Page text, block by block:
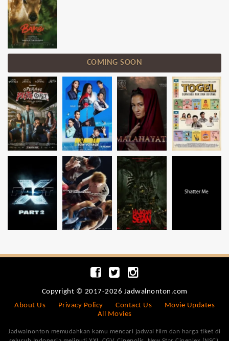
COMING SOON
Copyright © 2017-2026 Jadwalnonton.com
About Us
Privacy Policy Contact Us
Movie Updates
All Movies
Jadwalnonton memudahkan kamu mencari jadwal film dan harga tiket di